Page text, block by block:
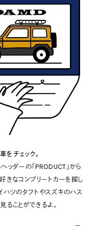
チェック。
ッダーの「PRODUCT」から
きなコンプリートカーを探し
ツのタフトやスズキのハス
ことができるよ。